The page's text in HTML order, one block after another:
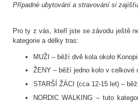
Případné ubytování a stravování si
Pro ty z vás, kteří jste se závodu ještě
kategorie a délky tras:
MUŽI – běží dvě kola okolo
ŽENY – běží jedno kolo v celkové
STARŠÍ ŽÁCI (cca 12-15 let) –
NORDIC WALKING – tuto